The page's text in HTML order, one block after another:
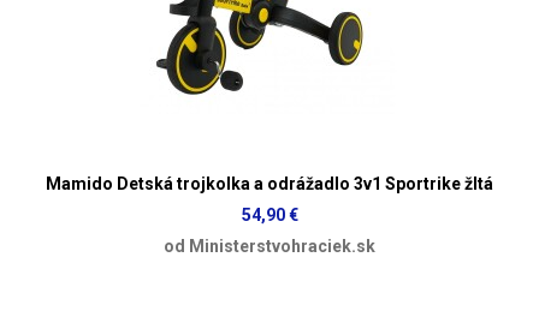
Mamido Detská trojkolka a odrážadlo 3v1 Sportrike žltá
54,90 €
od Ministerstvohraciek.sk